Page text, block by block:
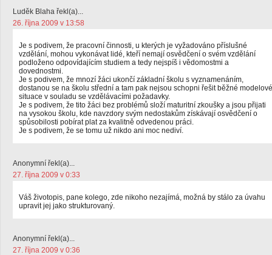
Luděk Blaha řekl(a)...
26. října 2009 v 13:58
Je s podivem, že pracovní činnosti, u kterých je vyžadováno příslušné
vzdělání, mohou vykonávat lidé, kteří nemají osvědčení o svém vzdělání
podloženo odpovídajícím studiem a tedy nejspíš i vědomostmi a
dovednostmi.
Je s podivem, že mnozí žáci ukončí základní školu s vyznamenáním,
dostanou se na školu střední a tam pak nejsou schopni řešit běžné modelové
situace v souladu se vzdělávacími požadavky.
Je s podivem, že tito žáci bez problémů složí maturitní zkoušky a jsou přijati
na vysokou školu, kde navzdory svým nedostakům získávají osvědčení o
spůsobilosti pobírat plat za kvalitně odvedenou práci.
Je s podivem, že se tomu už nikdo ani moc nediví.
Anonymní řekl(a)...
27. října 2009 v 0:33
Váš životopis, pane kolego, zde nikoho nezajímá, možná by stálo za úvahu
upravit jej jako strukturovaný.
Anonymní řekl(a)...
27. října 2009 v 0:36